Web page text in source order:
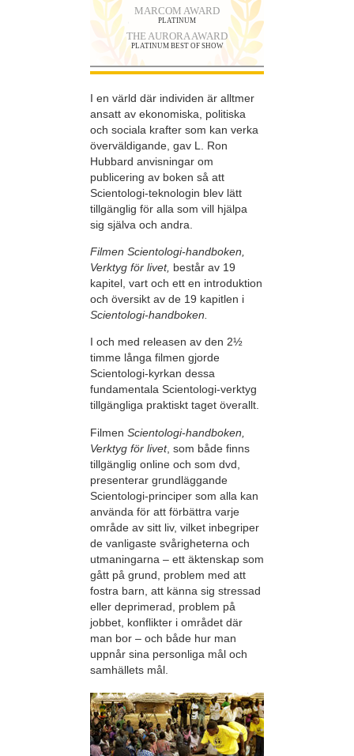
MARCOM AWARD
PLATINUM
THE AURORA AWARD
PLATINUM BEST OF SHOW
I en värld där individen är alltmer
ansatt av ekonomiska, politiska
och sociala krafter som kan verka
överväldigande, gav L. Ron
Hubbard anvisningar om
publicering av boken så att
Scientologi-teknologin blev lätt
tillgänglig för alla som vill hjälpa
sig själva och andra.
Filmen Scientologi-handboken,
Verktyg för livet, består av 19
kapitel, vart och ett en introduktion
och översikt av de 19 kapitlen i
Scientologi-handboken.
I och med releasen av den 2½
timme långa filmen gjorde
Scientologi-kyrkan dessa
fundamentala Scientologi-verktyg
tillgängliga praktiskt taget överallt.
Filmen Scientologi-handboken,
Verktyg för livet, som både finns
tillgänglig online och som dvd,
presenterar grundläggande
Scientologi-principer som alla kan
använda för att förbättra varje
område av sitt liv, vilket inbegriper
de vanligaste svårigheterna och
utmaningarna – ett äktenskap som
gått på grund, problem med att
fostra barn, att känna sig stressad
eller deprimerad, problem på
jobbet, konflikter i området där
man bor – och både hur man
uppnår sina personliga mål och
samhällets mål.